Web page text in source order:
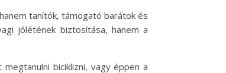
tanítók, támogató barátok és
jólétének biztosítása, hanem a
biciklizni, vagy éppen a